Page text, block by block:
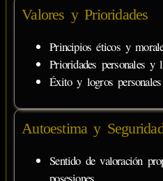
Valores y Prioridades
Principios éticos y
Prioridades personales
Éxito y logros
Autoestima y
Sentido de valoración
posesiones.